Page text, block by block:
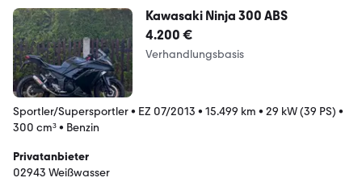
Kawasaki Ninja 300 ABS
4.200 €
Verhandlungsbasis
Sportler/Supersportler• EZ 07/2013 • 15.499 km • 29 kW (39 PS) •
300 cm³• Benzin
Privatanbieter
02943 Weißwasser